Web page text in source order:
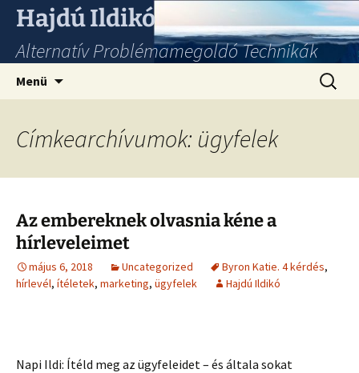
Hajdú Ildikó
Alternatív Problémamegoldó Technikák
Menü
Címkearchívumok: ügyfelek
Az embereknek olvasnia kéne a
hírleveleimet
május 6, 2018 Uncategorized Byron Katie. 4 kérdés,
hírlevél, ítéletek, marketing, ügyfelek Hajdú Ildikó
Napi Ildi: Ítéld meg az ügyfeleidet – és általa sokat